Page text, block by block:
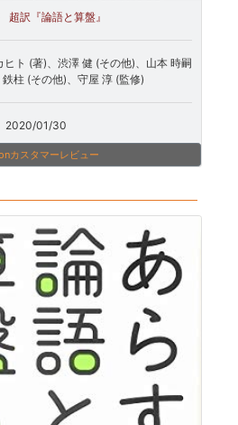
超訳『論語と算盤』
ト (著)、渋澤 健 (その他)、山本 時嗣
柱 (その他)、守屋 淳 (監修)
2020/01/30
カスタマーレビュー